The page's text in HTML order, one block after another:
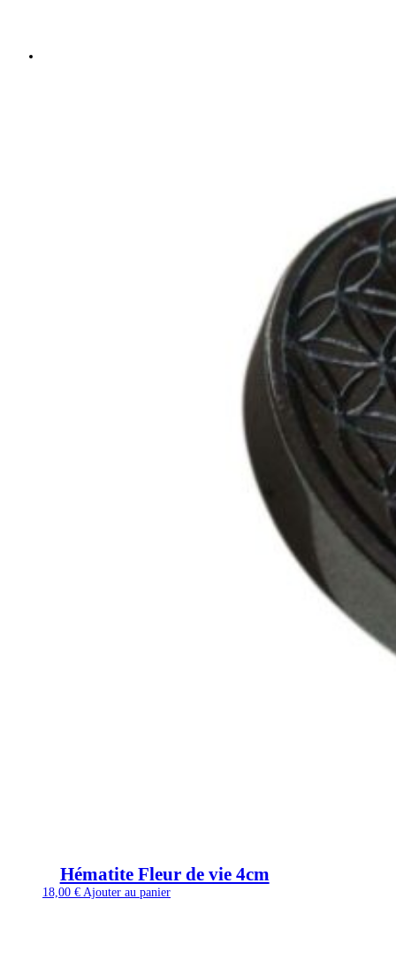
Hématite Fleur de vie 4cm
18,00 € Ajouter au panier